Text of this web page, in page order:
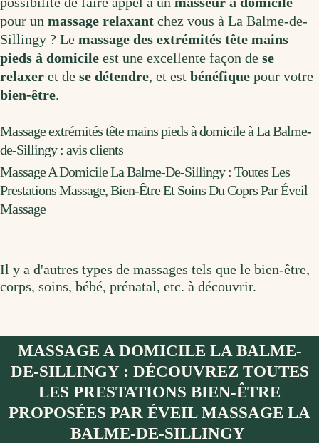
pour un massage relaxant chez vous à La Balme-de-
Sillingy ? Le massage des extrémités tête mains
pieds à domicile est une excellente façon de se
relaxer et de se détendre, et est bénéfique pour votre
bien-être.
Massage extrémités tête mains pieds à domicile à La Balme-
de-Sillingy : avis clients
Massage A Domicile La Balme-De-Sillingy : Toutes Les
Prestations Massage, Bien-Être Et Soins Du Coprs Par Éveil
Massage
Il y a d'autres types de massages tels que le bien-être,
corps, soins, bébé, prénatal, etc. à découvrir.
MASSAGE A DOMICILE LA BALME-
DE-SILLINGY : DÉCOUVREZ TOUTES
LES PRESTATIONS BIEN-ÊTRE
PROPOSÉES PAR ÉVEIL MASSAGE LA
BALME-DE-SILLINGY